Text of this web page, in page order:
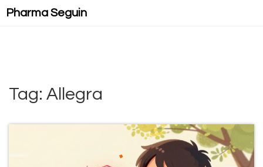
Pharma Seguin
Tag: Allegra